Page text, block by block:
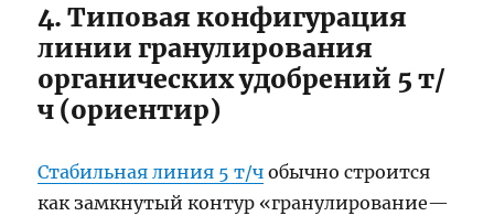
4. Типовая конфигурация
линии гранулирования
органических удобрений 5 т/
ч (ориентир)
Стабильная линия 5 т/ч обычно строится
как замкнутый контур «гранулирование—